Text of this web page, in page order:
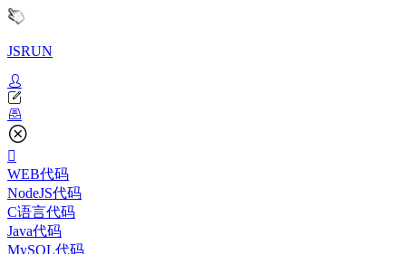
JSRUN
WEB代码
NodeJS代码
C语言代码
Java代码
MySQL代码